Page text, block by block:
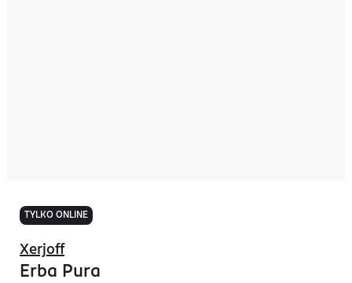
TYLKO ONLINE
Xerjoff
Erba Pura